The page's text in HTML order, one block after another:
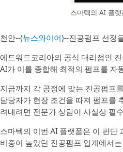
스마텍의 AI 플
천안--(뉴스와이어)--진공펌프 선정
에드워드코리아의 공식 대리점인
AI가 이를 종합해 최적의 펌프를 자
지금까지 각 공정에 맞는 진공펌프
담당자가 현장 조건을 따져 펌프를
려내려면 전문가 상담이 사실상 필
스마텍의 이번 AI 플랫폼은 이 판단
비중이 높았던 진공펌프 업계에서